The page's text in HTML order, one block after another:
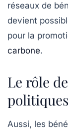
réseaux de
devient
pour la
carbone.
Le rôle
Aussi, les